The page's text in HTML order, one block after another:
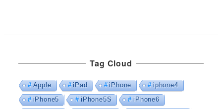
Tag Cloud
Apple iPad iPhone
iphone4
iPhone5
iPhone5S
iPhone6